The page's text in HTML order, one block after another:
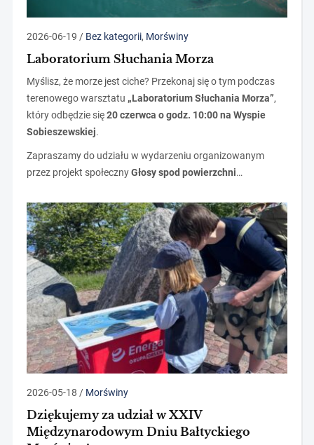
2026-06-19 / Bez kategorii, Morświny
Laboratorium Słuchania Morza
Myślisz, że morze jest ciche? Przekonaj się o tym podczas
terenowego warsztatu „Laboratorium Słuchania Morza”,
który odbędzie się20 czerwca o godz. 10:00 na Wyspie
Sobieszewskiej.
Zapraszamy do udziału w wydarzeniu organizowanym
przez projekt społecznyGłosy spod powierzchni…
2026-05-18 / Morświny
Dziękujemy za udział w XXIV
Międzynarodowym Dniu Bałtyckiego